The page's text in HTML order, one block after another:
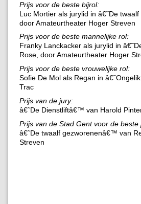
Prijs voor de beste bijrol:
Luc Mortier als jurylid in â€˜De
door Amateurtheater Hoger Streven
Prijs voor de beste mannelijke rol:
Franky Lanckacker als jurylid in
Rose, door Amateurtheater Hoger
Prijs voor de beste vrouwelijke rol:
Sofie De Mol als Regan in
Trac
Prijs van de jury:
â€˜De Dienstliftâ€™ van Harold
Prijs van de Stad Gent voor de beste
â€˜De twaalf gezworenenâ€™ van
Streven